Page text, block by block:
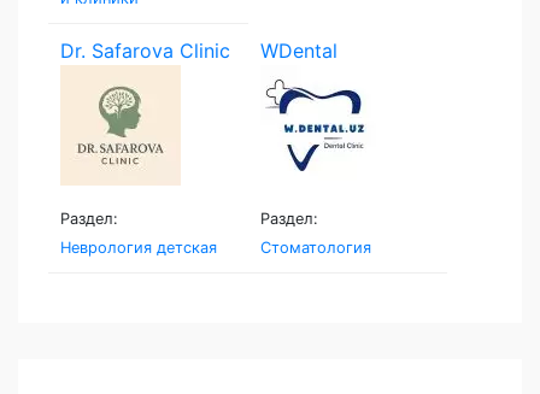
Dr. Safarova Clinic
Раздел:
Неврология детская
WDental
Раздел:
Стоматология